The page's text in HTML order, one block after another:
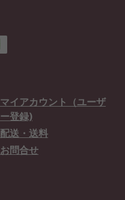
マイアカウント（ユーザ
ー登録)
配送・送料
お問合せ